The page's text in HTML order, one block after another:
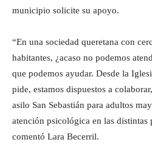
municipio solicite su apoyo.
“En una sociedad queretana con
habitantes, ¿acaso no podemos
que podemos ayudar. Desde la
pide, estamos dispuestos a
asilo San Sebastián para adultos
atención psicológica en las distintas
comentó Lara Becerril.